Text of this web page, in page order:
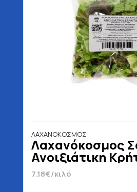
ΛΑΧΑΝΟΚΟΣΜΟΣ
Λαχανόκοσμος
Ανοιξιάτικη
7.18€/κιλό